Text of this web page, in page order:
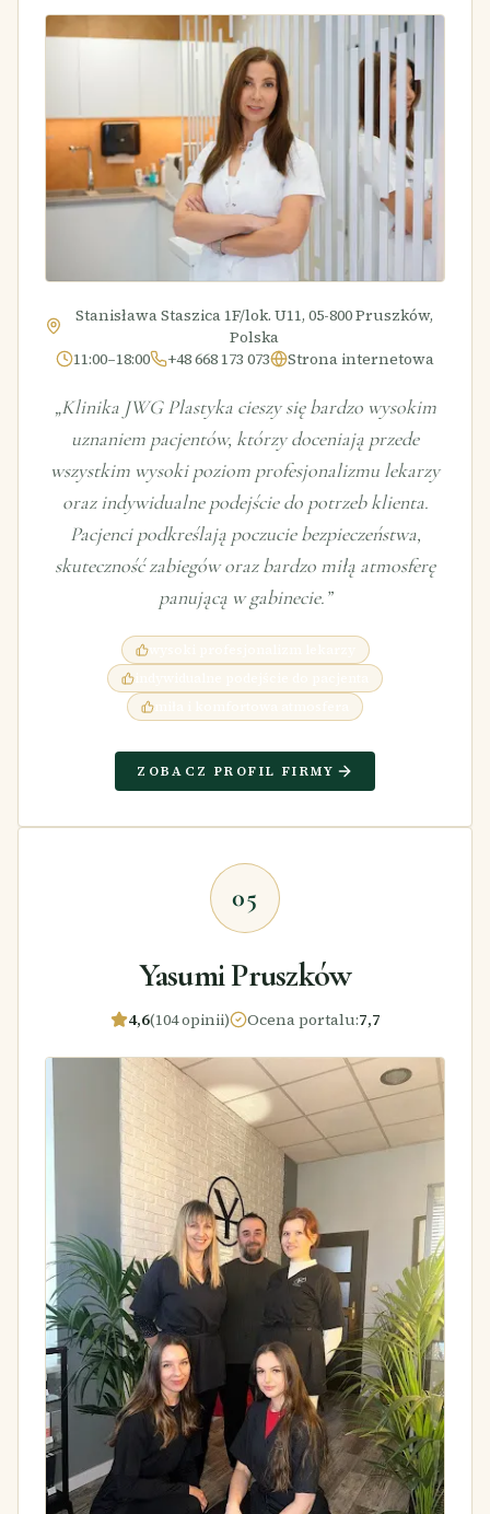
Stanisława Staszica 1F/lok. U11, 05-800 Pruszków,
Polska
11:00–18:00
+48 668 173 073 Strona internetowa
„Klinika JWG Plastyka cieszy się bardzo wysokim
uznaniem pacjentów, którzy doceniają przede
wszystkim wysoki poziom profesjonalizmu lekarzy
oraz indywidualne podejście do potrzeb klienta.
Pacjenci podkreślają poczucie bezpieczeństwa,
skuteczność zabiegów oraz bardzo miłą atmosferę
panującą w gabinecie.”
wysoki profesjonalizm lekarzy
ZOBACZ PROFIL FIRMY
05
Yasumi Pruszków
4,6(104 opinii) Ocena portalu:7,7